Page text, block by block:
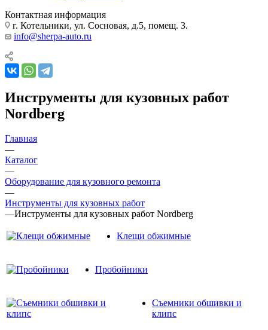
Контактная информация
г. Котельники, ул. Сосновая, д.5, помещ. 3.
info@sherpa-auto.ru
Инструменты для кузовных работ
Nordberg
Главная
—
Каталог
—
Оборудование для кузовного ремонта
—
Инструменты для кузовных работ
—Инструменты для кузовных работ Nordberg
Клещи обжимные
Пробойники
Съемники обшивки и
клипс